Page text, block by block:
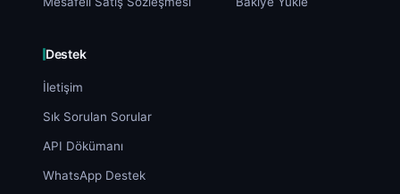
Destek
İletişim
Sık Sorulan Sorular
API Dökümanı
WhatsApp Destek